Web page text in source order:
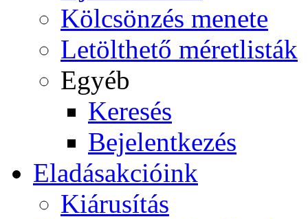
Kölcsönzés menete
Letölthető méretlisták
Egyéb
Keresés
Bejelentkezés
Eladásakcióink
Kiárusítás